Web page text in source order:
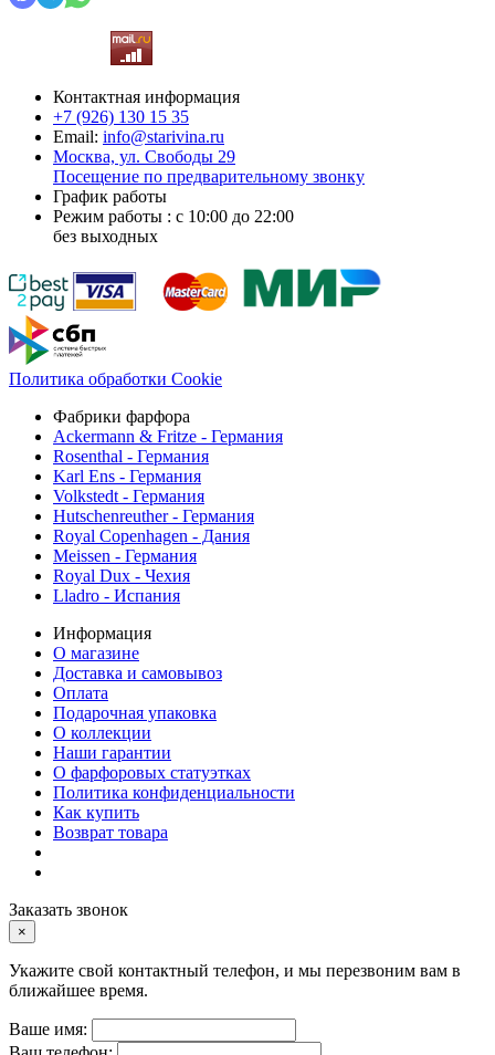
Контактная информация
+7 (926) 130 15 35
Email: info@starivina.ru
Москва, ул. Свободы 29
Посещение по предварительному звонку
График работы
Режим работы : с 10:00 до 22:00
без выходных
Политика обработки Cookie
Фабрики фарфора
Ackermann & Fritze - Германия
Rosenthal - Германия
Karl Ens - Германия
Volkstedt - Германия
Hutschenreuther - Германия
Royal Copenhagen - Дания
Meissen - Германия
Royal Dux - Чехия
Lladro - Испания
Информация
О магазине
Доставка и самовывоз
Оплата
Подарочная упаковка
О коллекции
Наши гарантии
О фарфоровых статуэтках
Политика конфиденциальности
Как купить
Возврат товара
Заказать звонок
×
Укажите свой контактный телефон, и мы перезвоним вам в
ближайшее время.
Ваше имя: